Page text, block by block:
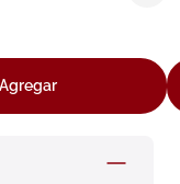
Agregar